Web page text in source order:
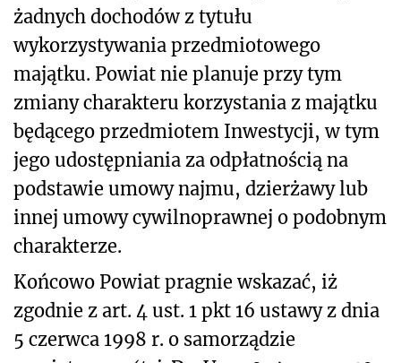
żadnych dochodów z tytułu
wykorzystywania przedmiotowego
majątku. Powiat nie planuje przy tym
zmiany charakteru korzystania z majątku
będącego przedmiotem Inwestycji, w tym
jego udostępniania za odpłatnością na
podstawie umowy najmu, dzierżawy lub
innej umowy cywilnoprawnej o podobnym
charakterze.
Końcowo Powiat pragnie wskazać, iż
zgodnie z art. 4 ust. 1 pkt 16 ustawy z dnia
5 czerwca 1998 r. o samorządzie